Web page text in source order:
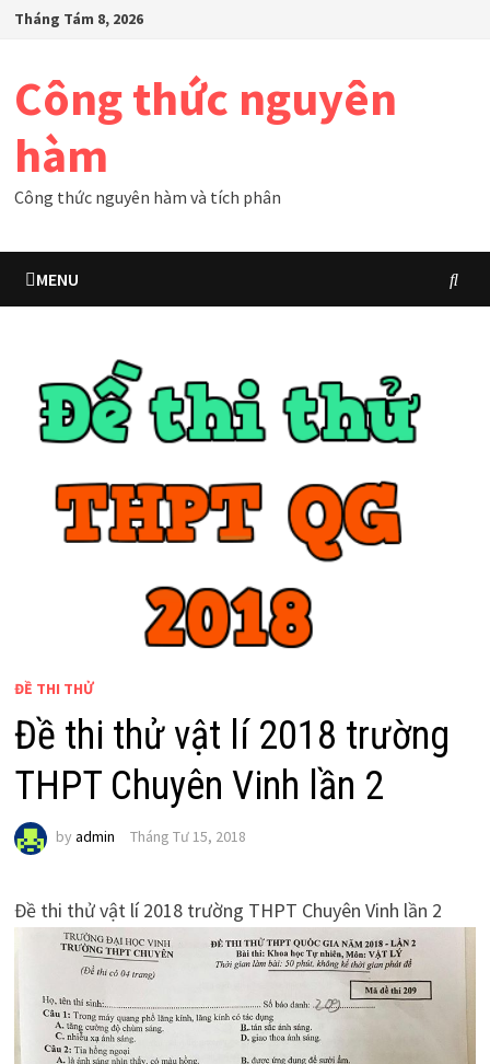
SkipTháng Tám 8, 2026
Công thức nguyên
hàm
Công thức nguyên hàm và tích phân
MENU
ĐỀ THI THỬ
Đề thi thử vật lí 2018 trường
THPT Chuyên Vinh lần 2
by admin Tháng Tư 15, 2018
Đề thi thử vật lí 2018 trường THPT Chuyên Vinh lần 2